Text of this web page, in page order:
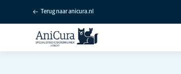
Terug naar anicura.nl